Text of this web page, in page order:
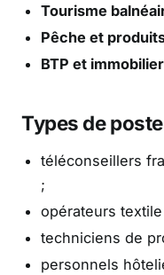
Tourisme
Pêche et
BTP et immobilier
Types de
téléconseillers
;
opérateurs
techniciens de
personnels